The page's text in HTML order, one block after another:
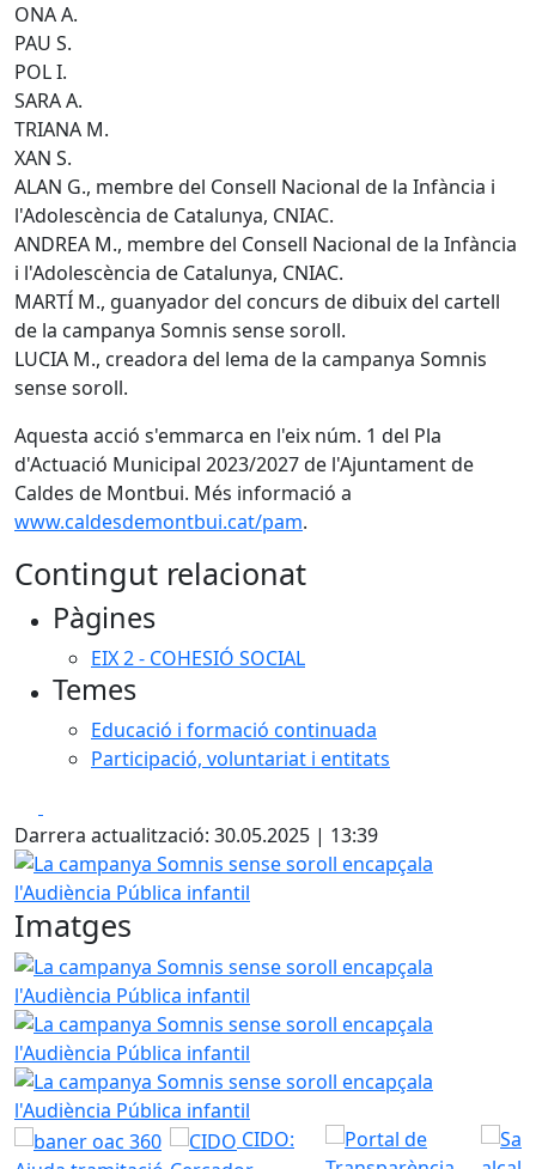
ONA A.
PAU S.
POL I.
SARA A.
TRIANA M.
XAN S.
ALAN G., membre del Consell Nacional de la Infància i
l'Adolescència de Catalunya, CNIAC.
ANDREA M., membre del Consell Nacional de la Infància
i l'Adolescència de Catalunya, CNIAC.
MARTÍ M., guanyador del concurs de dibuix del cartell
de la campanya Somnis sense soroll.
LUCIA M., creadora del lema de la campanya Somnis
sense soroll.
Aquesta acció s'emmarca en l'eix núm. 1 del Pla
d'Actuació Municipal 2023/2027 de l'Ajuntament de
Caldes de Montbui. Més informació a
www.caldesdemontbui.cat/pam.
Contingut relacionat
Pàgines
EIX 2 - COHESIÓ SOCIAL
Temes
Educació i formació continuada
Participació, voluntariat i entitats
Darrera actualització: 30.05.2025 | 13:39
La campanya Somnis sense soroll encapçala l'Audiència
Imatges
La campanya Somnis sense soroll encapçala l'Audiència
La campanya Somnis sense soroll encapçala l'Audiència
La campanya Somnis sense soroll encapçala l'Audiència
CIDO: